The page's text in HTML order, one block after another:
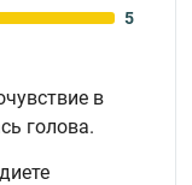
5
в
голова.